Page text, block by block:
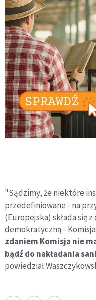
"Sądzimy, że niektóre
przedefiniowane - na
(Europejska) składa się
demokratyczną -
zdaniem Komisja nie
bądź do nakładania
powiedział